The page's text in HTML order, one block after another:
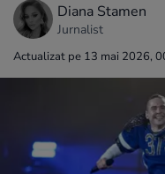
Diana Stamen
Jurnalist
Actualizat pe 13 mai 2026,